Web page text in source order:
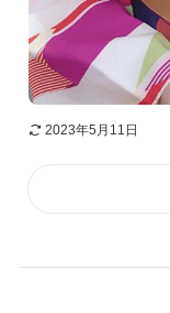
2023年5月11日